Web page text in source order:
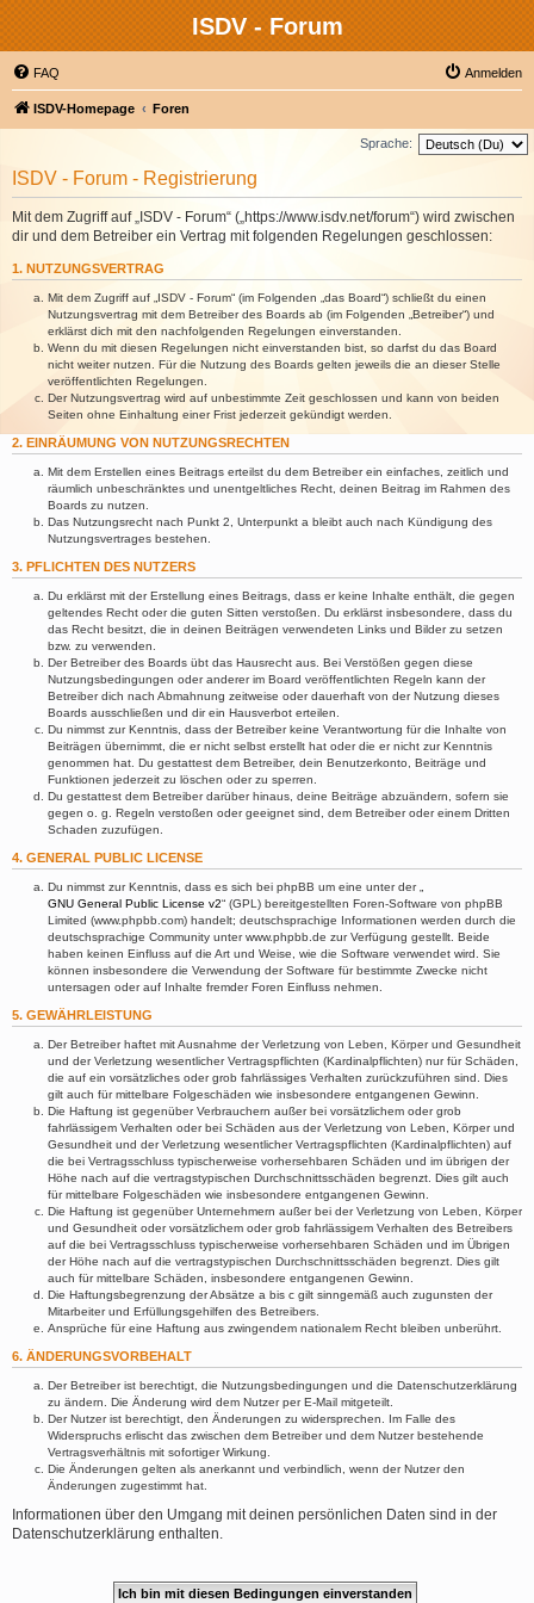
ISDV - Forum
FAQ Anmelden
ISDV-Homepage Foren
Sprache:
ISDV - Forum - Registrierung
Mit dem Zugriff auf „ISDV - Forum“ („https://www.isdv.net/forum“) wird zwischen
dir und dem Betreiber ein Vertrag mit folgenden Regelungen geschlossen:
1. NUTZUNGSVERTRAG
Mit dem Zugriff auf „ISDV - Forum“ (im Folgenden „das Board“) schließt du einen
Nutzungsvertrag mit dem Betreiber des Boards ab (im Folgenden „Betreiber“) und
erklärst dich mit den nachfolgenden Regelungen einverstanden.
Wenn du mit diesen Regelungen nicht einverstanden bist, so darfst du das Board
nicht weiter nutzen. Für die Nutzung des Boards gelten jeweils die an dieser Stelle
veröffentlichten Regelungen.
Der Nutzungsvertrag wird auf unbestimmte Zeit geschlossen und kann von beiden
Seiten ohne Einhaltung einer Frist jederzeit gekündigt werden.
2. EINRÄUMUNG VON NUTZUNGSRECHTEN
Mit dem Erstellen eines Beitrags erteilst du dem Betreiber ein einfaches, zeitlich und
räumlich unbeschränktes und unentgeltliches Recht, deinen Beitrag im Rahmen des
Boards zu nutzen.
Das Nutzungsrecht nach Punkt 2, Unterpunkt a bleibt auch nach Kündigung des
Nutzungsvertrages bestehen.
3. PFLICHTEN DES NUTZERS
Du erklärst mit der Erstellung eines Beitrags, dass er keine Inhalte enthält, die gegen
geltendes Recht oder die guten Sitten verstoßen. Du erklärst insbesondere, dass du
das Recht besitzt, die in deinen Beiträgen verwendeten Links und Bilder zu setzen
bzw. zu verwenden.
Der Betreiber des Boards übt das Hausrecht aus. Bei Verstößen gegen diese
Nutzungsbedingungen oder anderer im Board veröffentlichten Regeln kann der
Betreiber dich nach Abmahnung zeitweise oder dauerhaft von der Nutzung dieses
Boards ausschließen und dir ein Hausverbot erteilen.
Du nimmst zur Kenntnis, dass der Betreiber keine Verantwortung für die Inhalte von
Beiträgen übernimmt, die er nicht selbst erstellt hat oder die er nicht zur Kenntnis
genommen hat. Du gestattest dem Betreiber, dein Benutzerkonto, Beiträge und
Funktionen jederzeit zu löschen oder zu sperren.
Du gestattest dem Betreiber darüber hinaus, deine Beiträge abzuändern, sofern sie
gegen o. g. Regeln verstoßen oder geeignet sind, dem Betreiber oder einem Dritten
Schaden zuzufügen.
4. GENERAL PUBLIC LICENSE
Du nimmst zur Kenntnis, dass es sich bei phpBB um eine unter der „
GNU General Public License v2“ (GPL) bereitgestellten Foren-Software von phpBB
Limited (www.phpbb.com) handelt; deutschsprachige Informationen werden durch die
deutschsprachige Community unter www.phpbb.de zur Verfügung gestellt. Beide
haben keinen Einfluss auf die Art und Weise, wie die Software verwendet wird. Sie
können insbesondere die Verwendung der Software für bestimmte Zwecke nicht
untersagen oder auf Inhalte fremder Foren Einfluss nehmen.
5. GEWÄHRLEISTUNG
Der Betreiber haftet mit Ausnahme der Verletzung von Leben, Körper und Gesundheit
und der Verletzung wesentlicher Vertragspflichten (Kardinalpflichten) nur für Schäden,
die auf ein vorsätzliches oder grob fahrlässiges Verhalten zurückzuführen sind. Dies
gilt auch für mittelbare Folgeschäden wie insbesondere entgangenen Gewinn.
Die Haftung ist gegenüber Verbrauchern außer bei vorsätzlichem oder grob
fahrlässigem Verhalten oder bei Schäden aus der Verletzung von Leben, Körper und
Gesundheit und der Verletzung wesentlicher Vertragspflichten (Kardinalpflichten) auf
die bei Vertragsschluss typischerweise vorhersehbaren Schäden und im übrigen der
Höhe nach auf die vertragstypischen Durchschnittsschäden begrenzt. Dies gilt auch
für mittelbare Folgeschäden wie insbesondere entgangenen Gewinn.
Die Haftung ist gegenüber Unternehmern außer bei der Verletzung von Leben, Körper
und Gesundheit oder vorsätzlichem oder grob fahrlässigem Verhalten des Betreibers
auf die bei Vertragsschluss typischerweise vorhersehbaren Schäden und im Übrigen
der Höhe nach auf die vertragstypischen Durchschnittsschäden begrenzt. Dies gilt
auch für mittelbare Schäden, insbesondere entgangenen Gewinn.
Die Haftungsbegrenzung der Absätze a bis c gilt sinngemäß auch zugunsten der
Mitarbeiter und Erfüllungsgehilfen des Betreibers.
Ansprüche für eine Haftung aus zwingendem nationalem Recht bleiben unberührt.
6. ÄNDERUNGSVORBEHALT
Der Betreiber ist berechtigt, die Nutzungsbedingungen und die Datenschutzerklärung
zu ändern. Die Änderung wird dem Nutzer per E-Mail mitgeteilt.
Der Nutzer ist berechtigt, den Änderungen zu widersprechen. Im Falle des
Widerspruchs erlischt das zwischen dem Betreiber und dem Nutzer bestehende
Vertragsverhältnis mit sofortiger Wirkung.
Die Änderungen gelten als anerkannt und verbindlich, wenn der Nutzer den
Änderungen zugestimmt hat.
Informationen über den Umgang mit deinen persönlichen Daten sind in der
Datenschutzerklärung enthalten.